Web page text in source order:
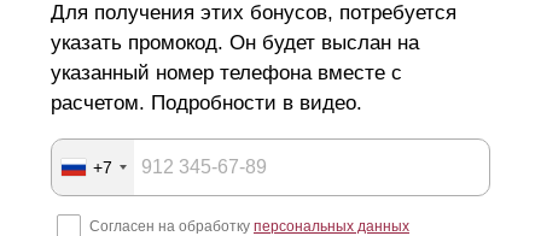
Для получения этих бонусов, потребуется
указать промокод. Он будет выслан на
указанный номер телефона вместе с
расчетом. Подробности в видео.
+7
Согласен на обработку персональных данных